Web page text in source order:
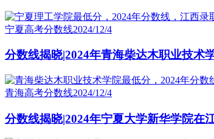
宁夏高考分数线2024/12/4
分数线揭晓|2024年青海柴达木职业技术
青海高考分数线2024/12/4
分数线揭晓|2024年宁夏大学新华学院在